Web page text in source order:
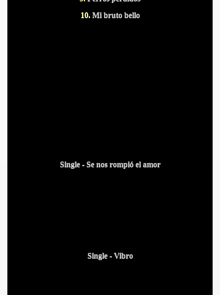
10.Mi bruto bello
Single - Se nos rompió el amor
Single - Vibro